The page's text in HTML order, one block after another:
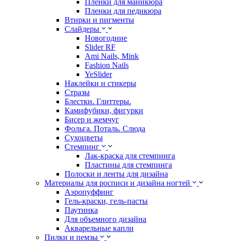
Пленки для маникюра
Пленки для педикюра
Втирки и пигменты
Слайдеры
Новогодние
Slider RF
Ami Nails, Mink
Fashion Nails
YeSlider
Наклейки и стикеры
Стразы
Блестки. Глиттеры.
Камифубики, фигурки
Бисер и жемчуг
Фольга. Поталь. Слюда
Сухоцветы
Стемпинг
Лак-краска для стемпинга
Пластины для стемпинга
Полоски и ленты для дизайна
Материалы для росписи и дизайна ногтей
Аэропуффинг
Гель-краски, гель-пасты
Паутинка
Для объемного дизайна
Акварельные капли
Пилки и пемзы